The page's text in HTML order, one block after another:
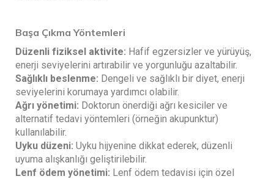
Başa Çıkma Yöntemleri
Düzenli fiziksel aktivite: Hafif egzersizler ve yürüyüş,
enerji seviyelerini artırabilir ve yorgunluğu azaltabilir.
Sağlıklı beslenme: Dengeli ve sağlıklı bir diyet, enerji
seviyelerini korumaya yardımcı olabilir.
Ağrı yönetimi: Doktorun önerdiği ağrı kesiciler ve
alternatif tedavi yöntemleri (örneğin akupunktur)
kullanılabilir.
Uyku düzeni: Uyku hijyenine dikkat ederek, düzenli
uyuma alışkanlığı geliştirilebilir.
Lenf ödem yönetimi: Lenf ödem tedavisi için özel